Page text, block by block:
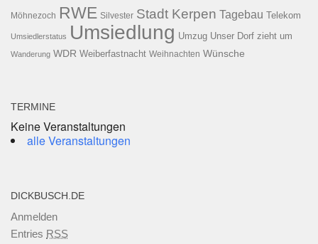
Möhnezoch RWE Silvester Stadt Kerpen Tagebau Telekom
Umsiedlerstatus Umsiedlung Umzug Unser Dorf zieht um
Wanderung WDR Weiberfastnacht Weihnachten Wünsche
TERMINE
Keine Veranstaltungen
alle Veranstaltungen
DICKBUSCH.DE
Anmelden
Entries RSS